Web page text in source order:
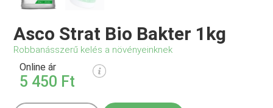
Asco Strat Bio Bakter 1kg
Robbanásszerű kelés a növényeinknek
Online ár
5 450 Ft